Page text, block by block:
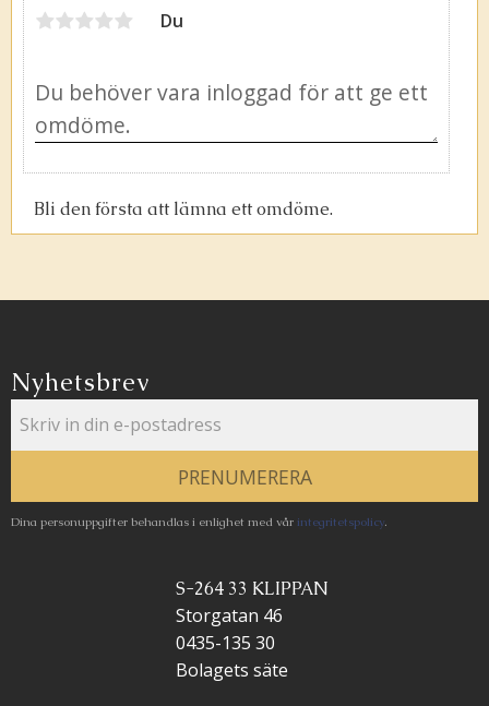
Du
Bli den första att lämna ett omdöme.
Nyhetsbrev
PRENUMERERA
Dina personuppgifter behandlas i enlighet med vår integritetspolicy.
S-264 33 KLIPPAN
Storgatan 46
0435-135 30
Bolagets säte